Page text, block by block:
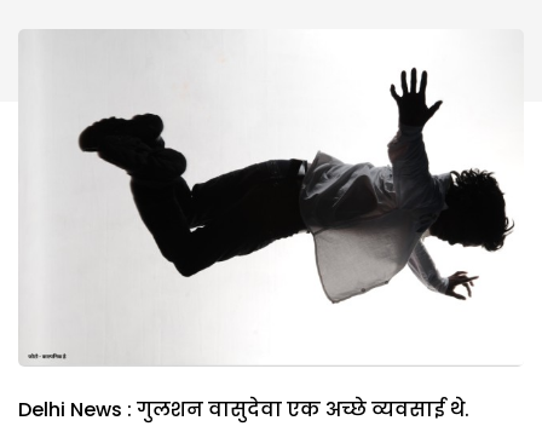
Delhi News : गुलशन वासुदेवा एक अच्छे व्यवसाई थे.